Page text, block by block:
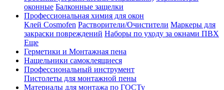
оконные Балконные защелки
Профессиональная химия для окон
Клей Cosmofen Растворители/Очистители Маркеры для
закраски повреждений Наборы по уходу за окнами ПВХ
Еще
Герметики и Монтажная пена
Нащельники самоклеящиеся
Профессиональный инструмент
Пистолеты для монтажной пены
Материалы для монтажа по ГОСТу